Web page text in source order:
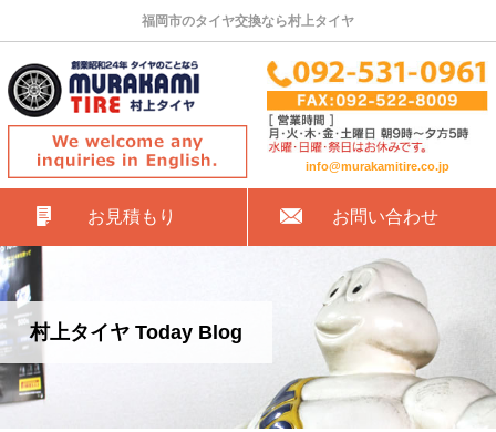
福岡市のタイヤ交換なら村上タイヤ
info@murakamitire.co.jp
お見積もり お問い合わせ
村上タイヤ Today Blog